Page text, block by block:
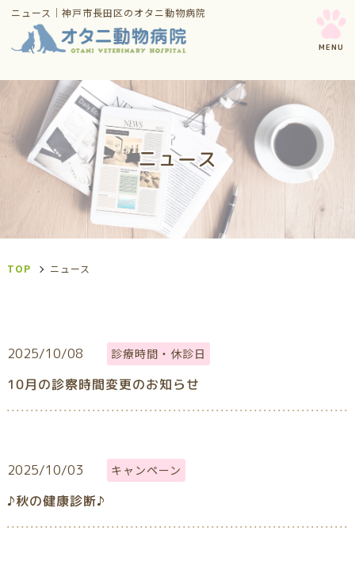
ニュース｜神戸市長田区のオタニ動物病院
ニュース
TOP ニュース
2025/10/08 診療時間・休診日
10月の診察時間変更のお知らせ
2025/10/03 キャンペーン
♪秋の健康診断♪